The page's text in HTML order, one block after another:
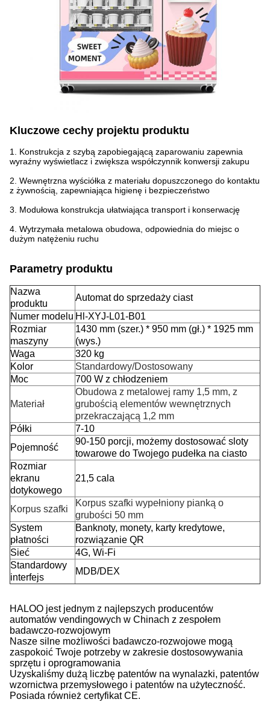
Kluczowe cechy projektu produktu
1. Konstrukcja z szybą zapobiegającą zaparowaniu zapewnia
wyraźny wyświetlacz i zwiększa współczynnik konwersji zakupu
2. Wewnętrzna wyściółka z materiału dopuszczonego do kontaktu
z żywnością, zapewniająca higienę i bezpieczeństwo
3. Modułowa konstrukcja ułatwiająca transport i konserwację
4. Wytrzymała metalowa obudowa, odpowiednia do miejsc o
dużym natężeniu ruchu
Parametry produktu
Nazwa
produktu
Automat do sprzedaży ciast
Numer modelu Hl-XYJ-L01-B01
Rozmiar
maszyny
1430 mm (szer.) * 950 mm (gł.) * 1925 mm
(wys.)
Waga
320 kg
Kolor
Standardowy/Dostosowany
Moc
700 W z chłodzeniem
Materiał
Obudowa z metalowej ramy 1,5 mm, z
grubością elementów wewnętrznych
przekraczającą 1,2 mm
Półki
7-10
Pojemność
90-150 porcji, możemy dostosować sloty
towarowe do Twojego pudełka na ciasto
Rozmiar
ekranu
dotykowego
21,5 cala
Korpus szafki
Korpus szafki wypełniony pianką o
grubości 50 mm
System
płatności
Banknoty, monety, karty kredytowe,
rozwiązanie QR
Sieć
4G, Wi-Fi
Standardowy
interfejs
MDB/DEX
HALOO jest jednym z najlepszych producentów
automatów vendingowych w Chinach z zespołem
badawczo-rozwojowym
Nasze silne możliwości badawczo-rozwojowe mogą
zaspokoić Twoje potrzeby w zakresie dostosowywania
sprzętu i oprogramowania
Uzyskaliśmy dużą liczbę patentów na wynalazki, patentów
wzornictwa przemysłowego i patentów na użyteczność.
Posiada również certyfikat CE.